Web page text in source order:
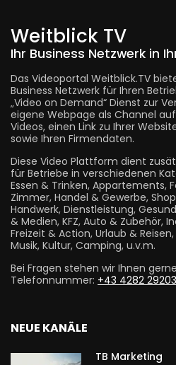
Weitblick TV
Ihr Business Netzwerk in
Das Videoportal Weitblick.TV
Business Netzwerk für Ihren
„Video on Demand“ Dienst zur
eigene Webpage als Channel
Videos, einen Link zu Ihrer
sowie Ihren Firmendaten.
Diese Video Plattform dient
für Betriebe in verschiedenen
Essen & Trinken, Appartements,
Zimmer, Handel & Gewerbe,
Handwerk, Dienstleistung,
& Medien, KFZ, Auto & Zubehör,
Freizeit & Action, Urlaub &
Musik, Kultur, Camping, u.v.m.
Bei Fragen stehen wir Ihnen
Telefonnummer: +43 4282 29203
NEUE KANÄLE
TB Marketing